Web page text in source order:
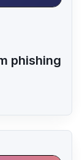
phishing